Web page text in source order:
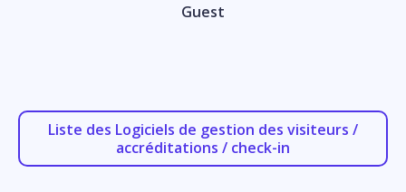
Guest
Liste des Logiciels de gestion des visiteurs /
accréditations / check-in